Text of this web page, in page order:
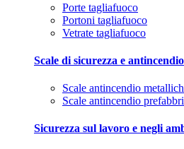
Porte tagliafuoco
Portoni tagliafuoco
Vetrate tagliafuoco
Scale di sicurezza e antincendio
Scale antincendio
Scale antincendio
Sicurezza sul lavoro e negli